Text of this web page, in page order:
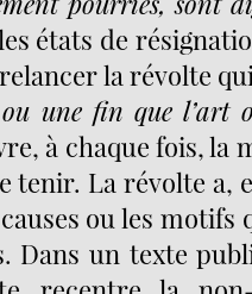
états de
la révolte
une fin que l’art
à chaque fois, la
tenir. La révolte a,
ou les motifs
Dans un texte